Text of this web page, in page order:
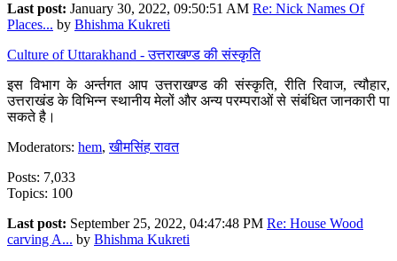
Last post: January 30, 2022, 09:50:51 AM Re: Nick Names Of
Places... by Bhishma Kukreti
Culture of Uttarakhand - उत्तराखण्ड की संस्कृति
इस विभाग के अर्न्तगत आप उत्तराखण्ड की संस्कृति, रीति रिवाज, त्यौहार,
उत्तराखंड के विभिन्न स्थानीय मेलों और अन्य परम्पराओं से संबंधित जानकारी पा
सकते है।
Moderators: hem,खीमसिंह रावत
Posts: 7,033
Topics: 100
Last post: September 25, 2022, 04:47:48 PM Re: House Wood
carving A... by Bhishma Kukreti